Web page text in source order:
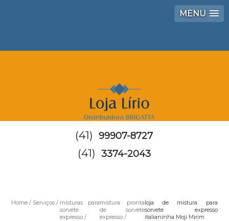
MENU
(41) 99907-8727
(41) 3374-2043
Home Serviços
misturas para
sorvete
expresso
mistura pronta
de sorvete
expresso
loja de mistura para
sorvete expresso
italianinha Moji Mirim